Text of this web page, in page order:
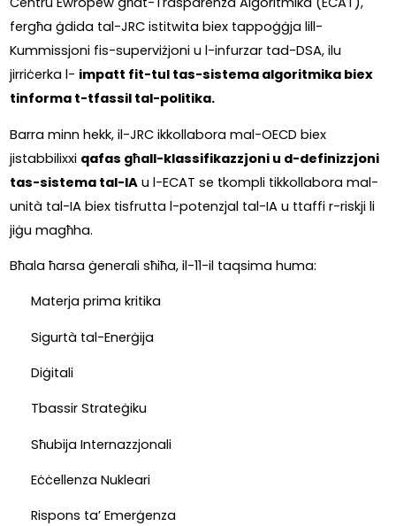
fergħa ġdida tal-JRC istitwita biex tappoġġja lill-
Kummissjoni fis-superviżjoni u l-infurzar tad-DSA, ilu
jirriċerka l- impatt fit-tul tas-sistema algoritmika biex
tinforma t-tfassil tal-politika.
Barra minn hekk, il-JRC ikkollabora mal-OECD biex
jistabbilixxi qafas għall-klassifikazzjoni u d-definizzjoni
tas-sistema tal-IA u l-ECAT se tkompli tikkollabora mal-
unità tal-IA biex tisfrutta l-potenzjal tal-IA u ttaffi r-riskji li
jiġu magħha.
Bħala ħarsa ġenerali sħiħa, il-11-il taqsima huma:
Materja prima kritika
Sigurtà tal-Enerġija
Diġitali
Tbassir Strateġiku
Sħubija Internazzjonali
Eċċellenza Nukleari
Rispons ta’ Emerġenza